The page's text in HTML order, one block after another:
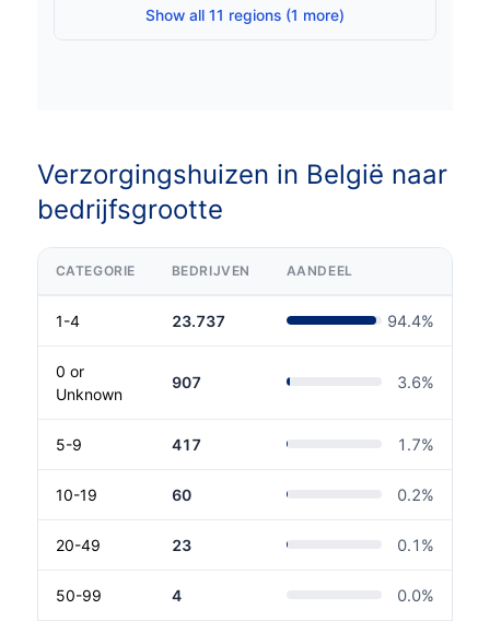
Show all 11 regions (1 more)
Verzorgingshuizen in België naar
bedrijfsgrootte
CATEGORIE BEDRIJVEN AANDEEL
1-4 23.737 94.4%
0 or
Unknown
907 3.6%
5-9 417 1.7%
10-19 60 0.2%
20-49 23 0.1 %
50-99 4 0.0%